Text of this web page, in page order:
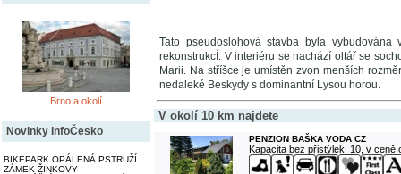
Brno a okolí
Novinky InfoČesko
BIKEPARK OPÁLENÁ PSTRUŽÍ
ZÁMEK ŽINKOVY
Tato pseudoslohová stavba byla
rekonstrukcÍ. V interiéru se nachází oltář se
Marii. Na stříšce je umístěn zvon menších
nedaleké Beskydy s dominantní Lysou horou.
V okolí 10 km najdete
PENZION BAŠKA VODA CZ
Kapacita bez přistýlek: 10, v ceně